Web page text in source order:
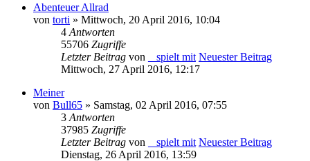
Abenteuer Allrad
von torti » Mittwoch, 20 April 2016, 10:04
4 Antworten
55706 Zugriffe
Letzter Beitrag von _ spielt mit Neuester Beitrag
Mittwoch, 27 April 2016, 12:17
Meiner
von Bull65 » Samstag, 02 April 2016, 07:55
3 Antworten
37985 Zugriffe
Letzter Beitrag von _ spielt mit Neuester Beitrag
Dienstag, 26 April 2016, 13:59